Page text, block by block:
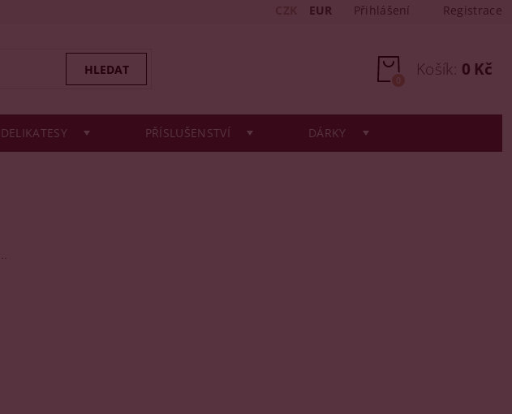
EUR Přihlášení Registrace
Košík: 0 Kč
0
DELIKATESY PŘÍSLUŠENSTVÍ DÁRKY